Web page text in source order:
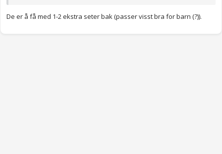
De er å få med 1-2 ekstra seter bak (passer visst bra for barn (?)).